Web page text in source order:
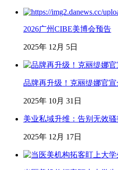
2026广州CIBE美博会预告
2025年 12月 5日
品牌再升级！克丽缇娜官
2025年 10月 31日
美业私域升维：告别无效骚
2025年 12月 17日